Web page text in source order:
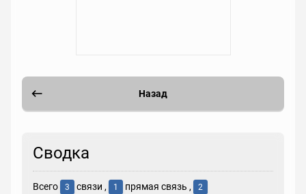
Назад
Сводка
Всего 3 связи , 1 прямая связь , 2